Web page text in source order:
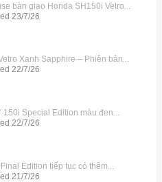
bàn giao Honda SH150i Vetro...
23/7/26
Xanh Sapphire – Phiên bản...
22/7/26
150i Special Edition màu đen...
22/7/26
Edition tiếp tục có thêm...
21/7/26